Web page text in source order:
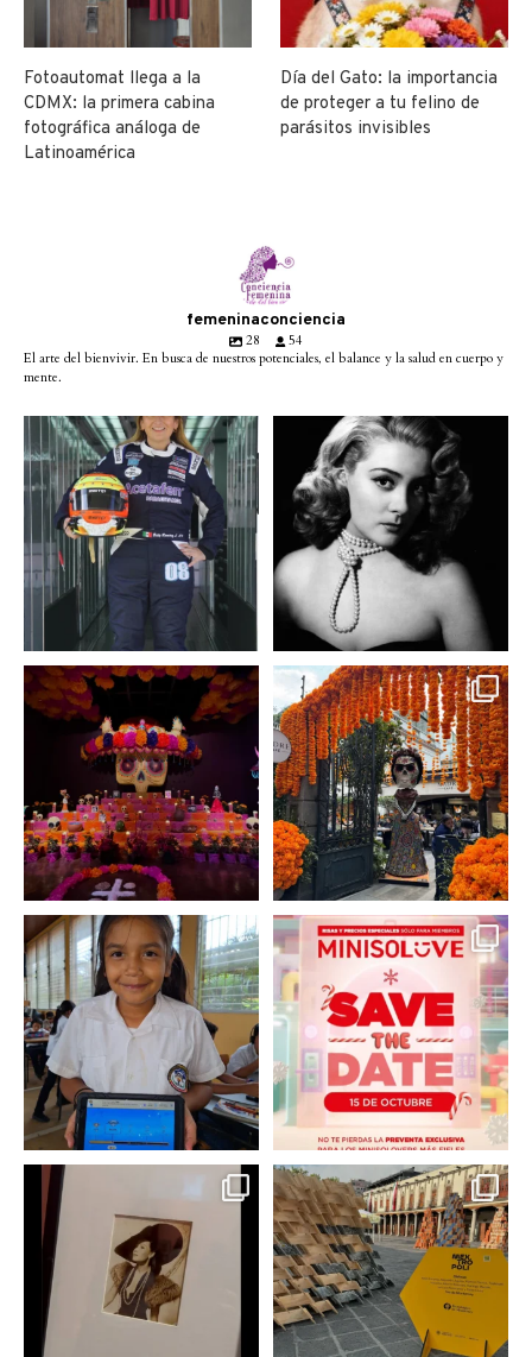
Fotoautomat llega a la
CDMX: la primera cabina
fotográfica análoga de
Latinoamérica
Día del Gato: la importancia
de proteger a tu felino de
parásitos invisibles
femeninaconciencia
28
54
El arte del bienvivir. En busca de nuestros potenciales, el balance y la salud en cuerpo y
mente.
Conoce a @betty_racing08
la piloto mexicana que ...
3 0
Descanse en paz la gran
diva del cine mexicano
2 0
A partir de hoy miercoles
23 de octubre y hasta el...
2 0
No te pierdas la exhibición
de @menchaca.studio...
2 0
En un contexto donde
muchas niñas y
adolescentes...
0
La temporada navideña
llegó a @minisomexico...
2 0
Hoy sábado 28 de
septiembre se inauguró
en...
2 0
Este fin de semana no te
pierdas @mextropoli, el...
2 0